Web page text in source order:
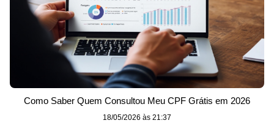
Como Saber Quem Consultou Meu CPF Grátis em 2026
18/05/2026 às 21:37